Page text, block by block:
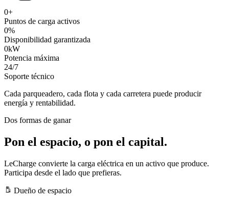
0+
Puntos de carga activos
0%
Disponibilidad garantizada
0kW
Potencia máxima
24/7
Soporte técnico
Cada parqueadero, cada flota y cada carretera puede producir
energía y rentabilidad.
Dos formas de ganar
Pon el espacio, o pon el capital.
LeCharge convierte la carga eléctrica en un activo que produce.
Participa desde el lado que prefieras.
Dueño de espacio